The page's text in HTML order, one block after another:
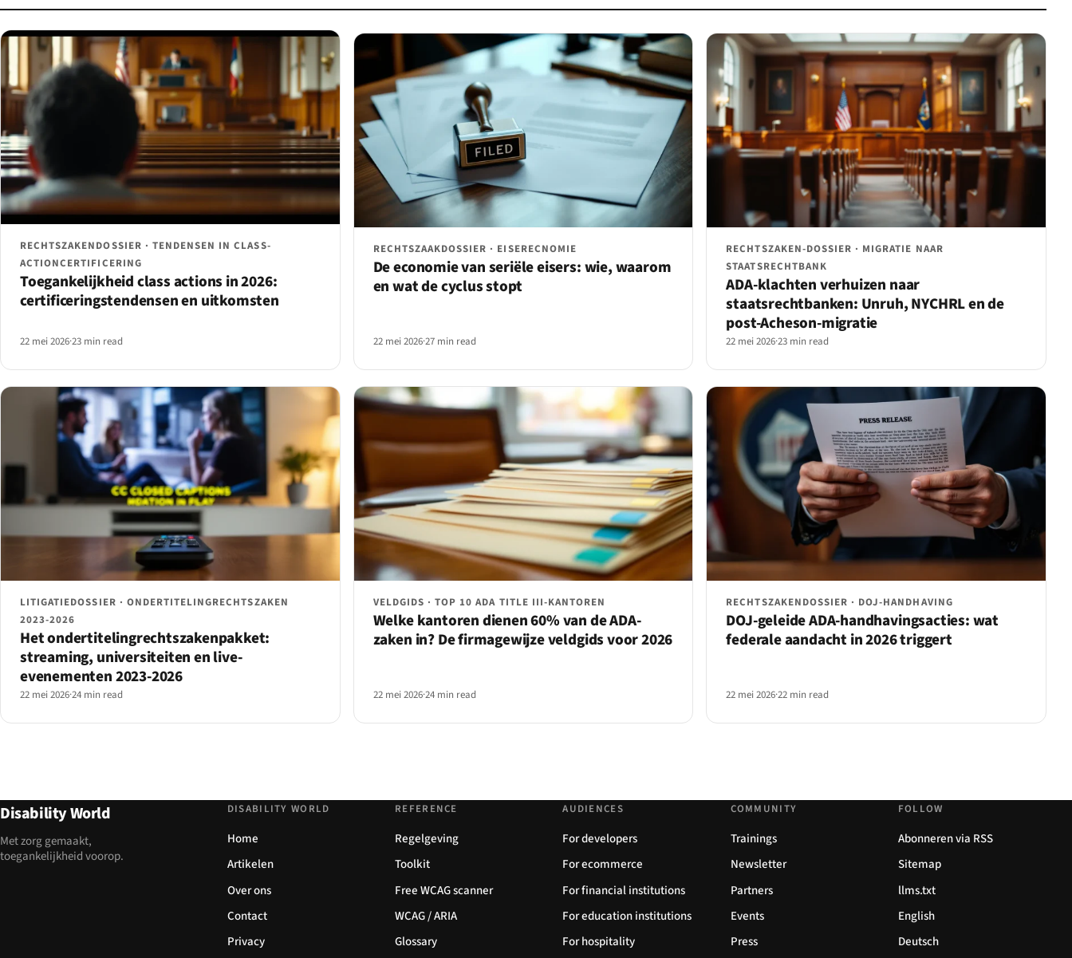
RECHTSZAKENDOSSIER · TENDENSEN IN CLASS-
ACTIONCERTIFICERING
Toegankelijkheid class actions in 2026:
certificeringstendensen en uitkomsten
22 mei 2026·23 min read
RECHTSZAAKDOSSIER · EISERECNOMIE
De economie van seriële eisers: wie, waarom
en wat de cyclus stopt
22 mei 2026·27 min read
RECHTSZAKEN-DOSSIER · MIGRATIE NAAR
STAATSRECHTBANK
ADA-klachten verhuizen naar
staatsrechtbanken: Unruh, NYCHRL en de
post-Acheson-migratie
22 mei 2026·23 min read
LITIGATIEDOSSIER · ONDERTITELINGRECHTSZAKEN
2023-2026
Het ondertitelingrechtszakenpakket:
streaming, universiteiten en live-
evenementen 2023-2026
22 mei 2026·24 min read
VELDGIDS · TOP 10 ADA TITLE III-KANTOREN
Welke kantoren dienen 60% van de ADA-
zaken in? De firmagewijze veldgids voor 2026
22 mei 2026·24 min read
RECHTSZAKENDOSSIER · DOJ-HANDHAVING
DOJ-geleide ADA-handhavingsacties: wat
federale aandacht in 2026 triggert
22 mei 2026·22 min read
Disability World
Met zorg gemaakt,
toegankelijkheid voorop.
DISABILITY WORLD
Home
Artikelen
Over ons
Contact
Privacy
REFERENCE
Regelgeving
Toolkit
Free WCAG scanner
WCAG / ARIA
Glossary
AUDIENCES
For developers
For ecommerce
For financial institutions
For education institutions
For hospitality
COMMUNITY
Trainings
Newsletter
Partners
Events
Press
FOLLOW
Abonneren via RSS
Sitemap
llms.txt
English
Deutsch